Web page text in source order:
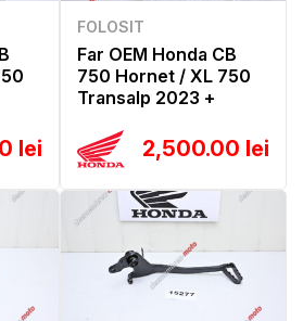
lei
FOLOSIT
Far OEM Honda CB
750 Hornet / XL 750
Transalp 2023 +
2,500.00 lei